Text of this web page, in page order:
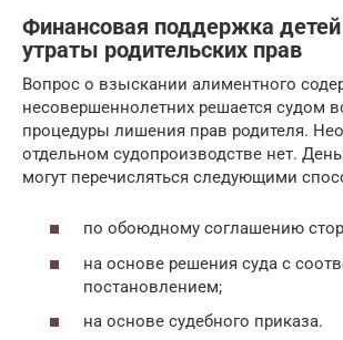
Финансовая поддержка детей
утраты родительских прав
Вопрос о взыскании алиментного
несовершеннолетних решается судом
процедуры лишения прав родителя.
отдельном судопроизводстве нет.
могут перечисляться следующими
по обоюдному соглашению
на основе решения суда с
постановлением;
на основе судебного приказа.